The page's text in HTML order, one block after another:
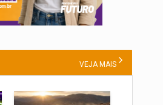
VEJA MAIS